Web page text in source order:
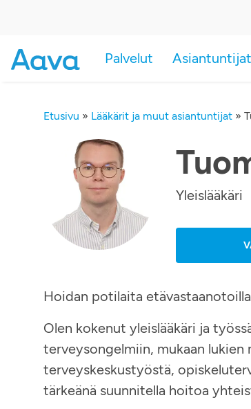
Palvelut Asiantuntijat
Etusivu » Lääkärit ja muut asiantuntijat »
Yleislääkäri
Hoidan potilaita
Olen kokenut yleislääkäri ja
terveysongelmiin, mukaan
terveyskeskustyöstä,
tärkeänä suunnitella hoitoa